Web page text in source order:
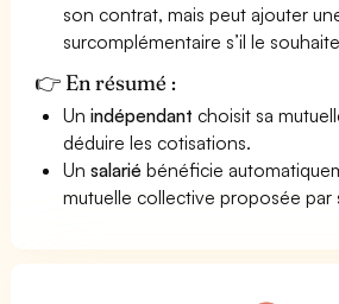
son contrat, mais peut ajouter
surcomplémentaire s’il le
👉 En résumé :
Unindépendant choisit sa
déduire les cotisations.
Unsalarié bénéficie
mutuelle collective proposée par